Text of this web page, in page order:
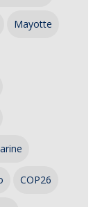
Mayotte
COP26